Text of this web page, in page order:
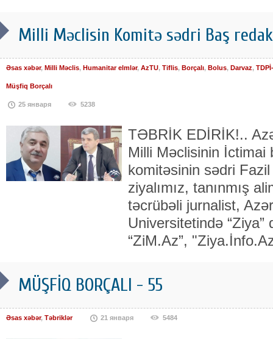
Milli Məclisin Komitə sədri Baş
Əsas xəbər, Milli Məclis, Humanitar elmlər, AzTU, Tiflis, Borçalı, Bolus, Darvaz,
Müşfiq Borçalı
25 января 5238
TƏBRİK EDİRİK!..
Milli Məclisinin İctimai
komitəsinin sədri
ziyalımız, tanınmış
təcrübəli jurnalist,
Universitetində
“ZiM.Az”,
MÜŞFİQ BORÇALI - 55
Əsas xəbər, Təbriklər 21 января 5484